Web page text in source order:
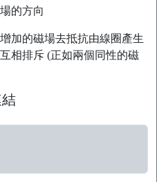
的方向
加的磁場去抵抗由線圈產生
相排斥 (正如兩個同性的磁